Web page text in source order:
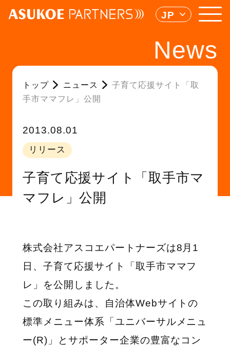
JP
News
トップ ニュース
子育て応援サイト「取
手市ママフレ」公開
2013.08.01
リリース
子育て応援サイト「取手市マ
マフレ」公開
株式会社アスコエパートナーズは8月1
日、子育て応援サイト「取手市ママフ
レ」を公開しました。
この取り組みは、自治体Webサイトの
標準メニュー体系「ユニバーサルメニュ
ー(R)」とサポーター企業の豊富なコン